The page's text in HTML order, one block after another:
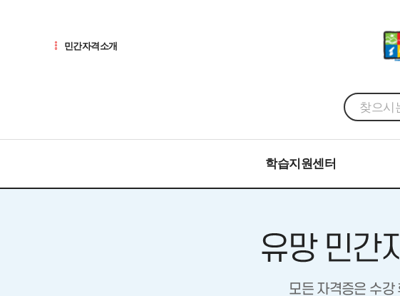
민간자격소개
학습지원센터